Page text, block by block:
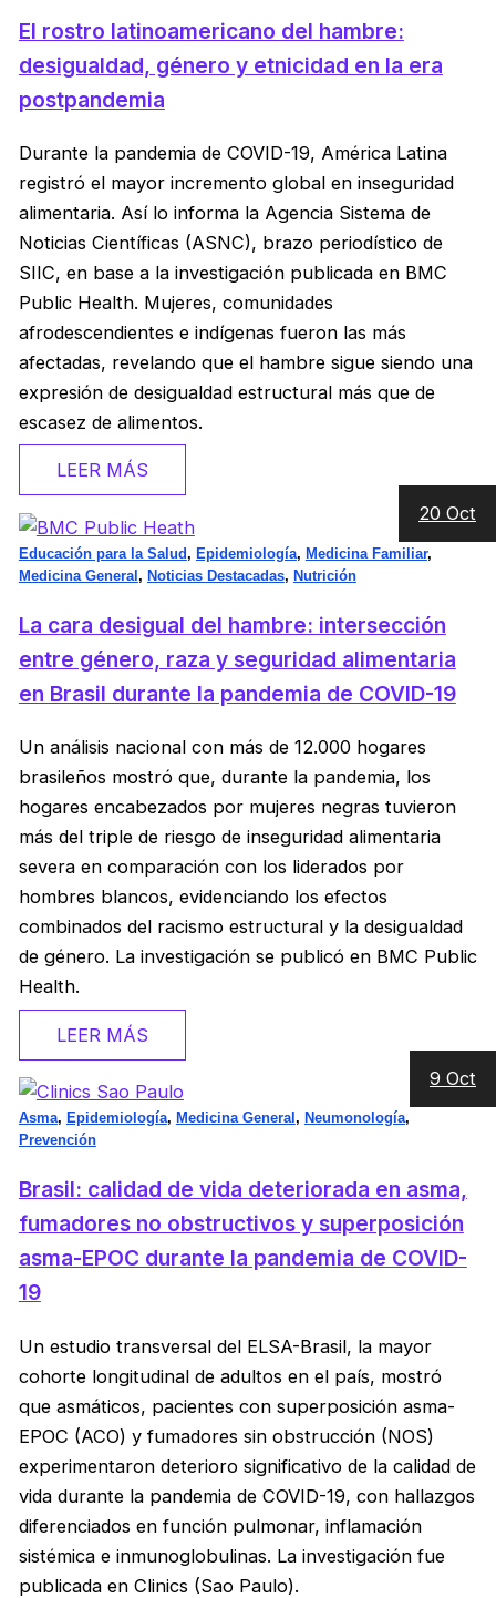
El rostro latinoamericano del hambre:
desigualdad, género y etnicidad en la era
postpandemia
Durante la pandemia de COVID-19, América Latina
registró el mayor incremento global en inseguridad
alimentaria. Así lo informa la Agencia Sistema de
Noticias Científicas (ASNC), brazo periodístico de
SIIC, en base a la investigación publicada en BMC
Public Health. Mujeres, comunidades
afrodescendientes e indígenas fueron las más
afectadas, revelando que el hambre sigue siendo una
expresión de desigualdad estructural más que de
escasez de alimentos.
LEER MÁS
20 Oct
Educación para la Salud, Epidemiología, Medicina Familiar,
Medicina General , Noticias Destacadas, Nutrición
La cara desigual del hambre: intersección
entre género, raza y seguridad alimentaria
en Brasil durante la pandemia de COVID-19
Un análisis nacional con más de 12.000 hogares
brasileños mostró que, durante la pandemia, los
hogares encabezados por mujeres negras tuvieron
más del triple de riesgo de inseguridad alimentaria
severa en comparación con los liderados por
hombres blancos, evidenciando los efectos
combinados del racismo estructural y la desigualdad
de género. La investigación se publicó en BMC Public
Health.
LEER MÁS
9 Oct
Asma, Epidemiología, Medicina General , Neumonología,
Prevención
Brasil: calidad de vida deteriorada en asma,
fumadores no obstructivos y superposición
asma-EPOC durante la pandemia de COVID-
19
Un estudio transversal del ELSA-Brasil, la mayor
cohorte longitudinal de adultos en el país, mostró
que asmáticos, pacientes con superposición asma-
EPOC (ACO) y fumadores sin obstrucción (NOS)
experimentaron deterioro significativo de la calidad de
vida durante la pandemia de COVID-19, con hallazgos
diferenciados en función pulmonar, inflamación
sistémica e inmunoglobulinas. La investigación fue
publicada en Clinics (Sao Paulo).